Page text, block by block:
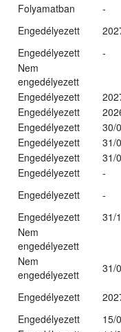
Folyamatban
-
Engedélyezett
Engedélyezett
-
Nem
engedélyezett
Engedélyezett
Engedélyezett
Engedélyezett
30/
Engedélyezett
31/
Engedélyezett
31/
Engedélyezett
-
Engedélyezett
-
Engedélyezett
31/
Nem
engedélyezett
Nem
engedélyezett
31/
Engedélyezett
Engedélyezett
15/